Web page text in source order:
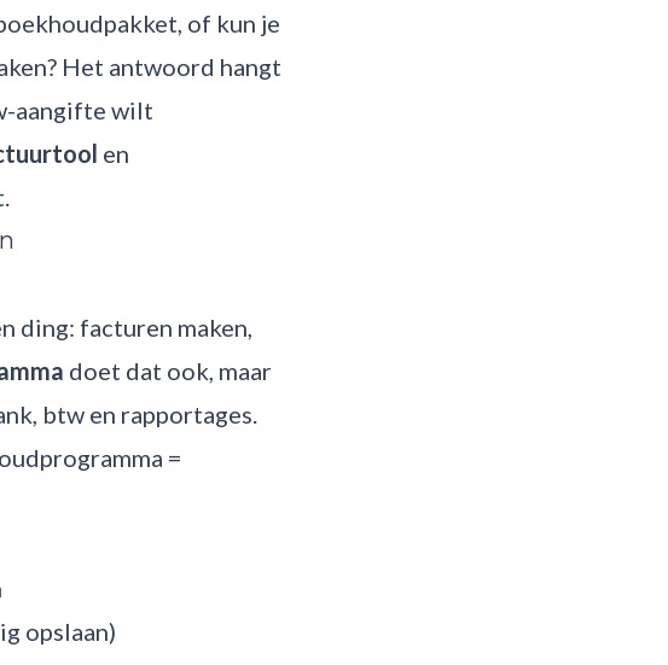
of kun je
Het antwoord hangt
aangifte wilt
en
ding: facturen maken,
doet dat ook, maar
btw en rapportages.
=
opslaan)